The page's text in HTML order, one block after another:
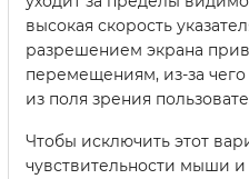
высокая скорость
разрешением экрана
перемещениям, из-за
из поля зрения
Чтобы исключить этот
чувствительности мыши